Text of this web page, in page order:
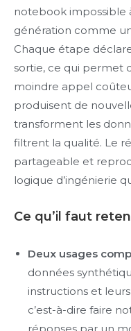
notebook impossible
génération comme
Chaque étape
sortie, ce qui permet
moindre appel
produisent de
transforment les
filtrent la qualité. Le
partageable et
logique d’ingénierie
Ce qu’il faut
Deux usages
données
instructions et
c’est-à-dire faire